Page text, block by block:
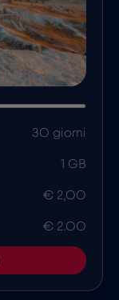
30 giorni
1 GB
€ 2,00
€ 2.00